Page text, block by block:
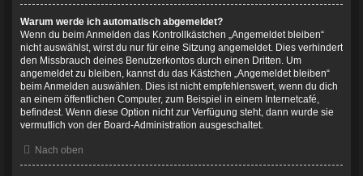
Warum werde ich automatisch abgemeldet?
Wenn du beim Anmelden das Kontrollkästchen „Angemeldet bleiben“
nicht auswählst, wirst du nur für eine Sitzung angemeldet. Dies verhindert
den Missbrauch deines Benutzerkontos durch einen Dritten. Um
angemeldet zu bleiben, kannst du das Kästchen „Angemeldet bleiben“
beim Anmelden auswählen. Dies ist nicht empfehlenswert, wenn du dich
an einem öffentlichen Computer, zum Beispiel in einem Internetcafé,
befindest. Wenn diese Option nicht zur Verfügung steht, dann wurde sie
vermutlich von der Board-Administration ausgeschaltet.
Nach oben